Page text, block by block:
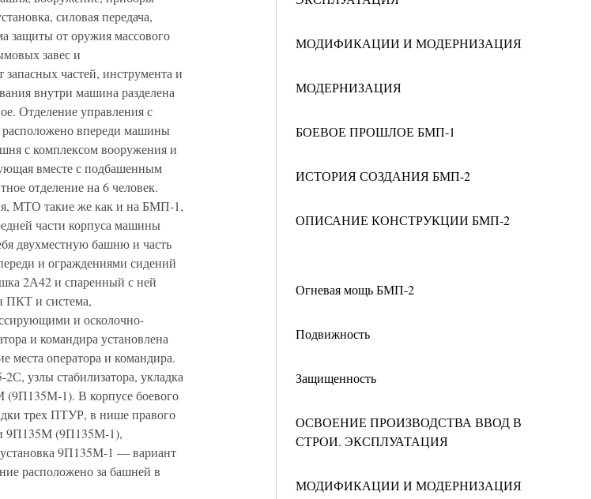
МОДИФИКАЦИИ И МОДЕРНИЗАЦИЯ
МОДЕРНИЗАЦИЯ
БОЕВОЕ ПРОШЛОЕ БМП-1
ИСТОРИЯ СОЗДАНИЯ БМП-2
ОПИСАНИЕ КОНСТРУКЦИИ БМП-2
Огневая мощь БМП-2
Подвижность
Защищенность
ОСВОЕНИЕ ПРОИЗВОДСТВА ВВОД В
СТРОИ. ЭКСПЛУАТАЦИЯ
МОДИФИКАЦИИ И МОДЕРНИЗАЦИЯ
силовая передача,
защиты от оружия массового
завес и
частей, инструмента и
внутри машина разделена
Отделение управления с
расположено впереди машины
с комплексом вооружения и
вместе с подбашенным
отделение на 6 человек.
МТО такие же как и на БМП-1,
части корпуса машины
двухместную башню и часть
и ограждениями сидений
2А42 и спаренный с ней
ПКТ и система,
и осколочно-
и командира установлена
места оператора и командира.
узлы стабилизатора, укладка
(9П135М-1). В корпусе боевого
трех ПТУР, в нише правого
9П135М (9П135М-1),
9П135М-1 — вариант
расположено за башней в